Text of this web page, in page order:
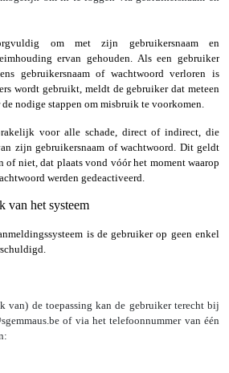
om met zijn gebruikersnaam en
ervan gehouden. Als een gebruiker
gebruikersnaam of wachtwoord verloren is
wordt gebruikt, meldt de gebruiker dat meteen
nodige stappen om misbruik te voorkomen.
voor alle schade, direct of indirect, die
zijn gebruikersnaam of wachtwoord. Dit geldt
of niet, dat plaats vond vóór het moment waarop
werden gedeactiveerd.
van het systeem
is de gebruiker op geen enkel
van) de toepassing kan de gebruiker terecht bij
of via het telefoonnummer van één